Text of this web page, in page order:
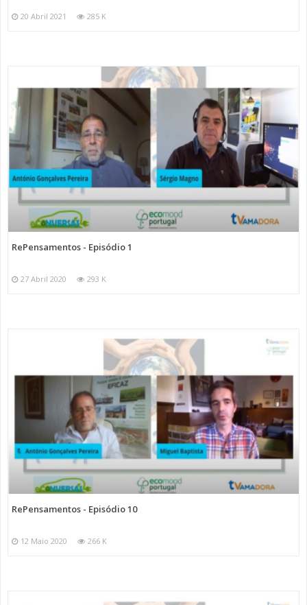
20 Abril 2021 285 K
RePensamentos - Episódio 1
27 Abril 2020 293 K
RePensamentos - Episódio 10
12 Maio 2020 266 K